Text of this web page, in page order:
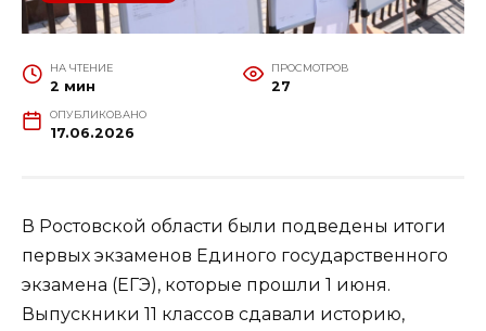
НА ЧТЕНИЕ
2 мин
ПРОСМОТРОВ
27
ОПУБЛИКОВАНО
17.06.2026
В Ростовской области были подведены итоги
первых экзаменов Единого государственного
экзамена (ЕГЭ), которые прошли 1 июня.
Выпускники 11 классов сдавали историю,